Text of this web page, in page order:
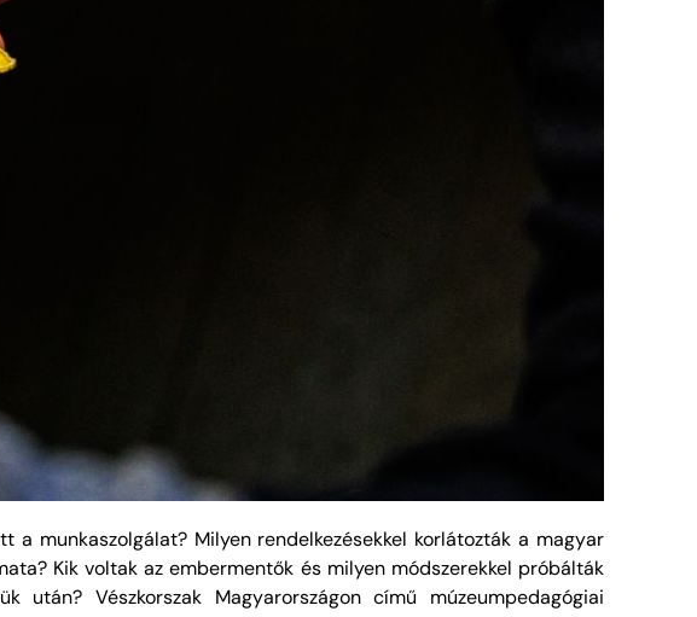
munkaszolgálat? Milyen rendelkezésekkel korlátozták a magyar
Kik voltak az embermentők és milyen módszerekkel próbálták
Vészkorszak Magyarországon című múzeumpedagógiai